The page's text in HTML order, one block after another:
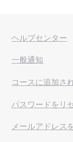
ヘルプセンター
一般通知
コースに追加さ
パスワードをリ
メールアドレス